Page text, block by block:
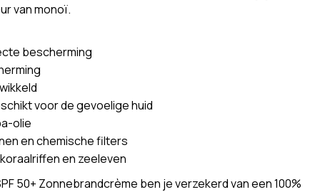
van monoï.
bescherming
voor de gevoelige huid
olie
en chemische filters
en zeeleven
50+ Zonnebrandcrème ben je verzekerd van een 100%